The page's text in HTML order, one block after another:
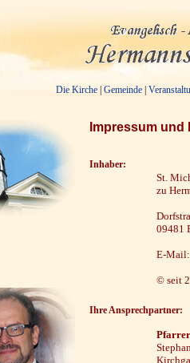
Die Kirche| Gemeinde|
Impressum und
Inhaber:
St.
zu
09481
E-
© seit
Ihre Ansprechpartner:
Pfarrer